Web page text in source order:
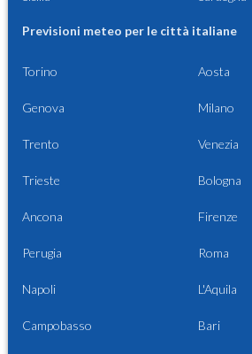
Previsioni meteo per le città italiane
Torino Aosta
Genova Milano
Trento Venezia
Trieste Bologna
Ancona Firenze
Perugia Roma
Napoli L'Aquila
Campobasso Bari